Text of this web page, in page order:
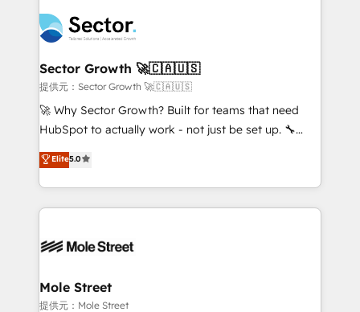
empresas em 13 países utilizam a Nexforce. Somos
a maior parceira da HubSpot na América Latina e
líder no ranking global de sucesso do cliente da
HubSpot.
businesses. Our teams are based in North America
and APAC. We are HubSpot's top-ranked Advanced
Implementation Certified Partner and we contribute
to their advisory council. We strive to do 'good work
with good people' and have worked with incredible
brands. You can see some of them on our website,
Sector Growth 🚀🇨🇦🇺🇸
提供元：Sector Growth 🚀🇨🇦🇺🇸
🚀 Why Sector Growth? Built for teams that need
HubSpot to actually work - not just be set up. 🔧
HubSpot Experts: Onboarding, migrations,
automation, and training built for adoption. ⚡ Highly
Technical Execution: ERP, EMR and Custom
Integrations; complex builds delivered in weeks, not
workflows; automation agents; process optimization
Healthcare: HIPAA implementations; secure data
workflows 💼 Financial Services: compliant
Elite5.0
Mole Street
提供元：Mole Street